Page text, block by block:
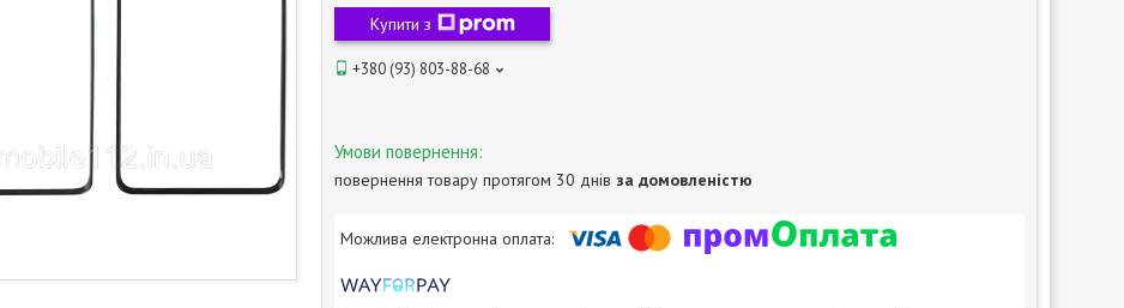
Купити з
+380 (93) 803-88-68
повернення товару протягом 30 днів за домовленістю